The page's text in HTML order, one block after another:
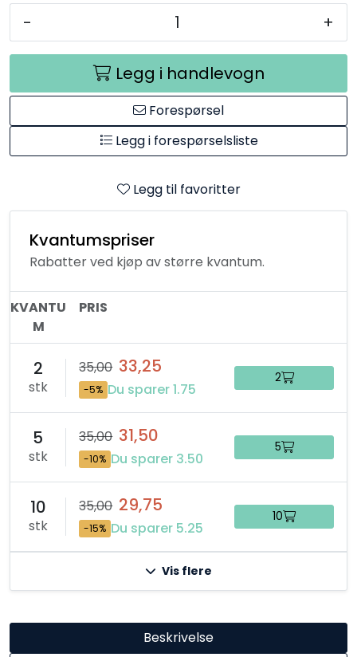
- +
Legg i handlevogn
Forespørsel
Legg i forespørselsliste
Legg til favoritter
Kvantumspriser
Rabatter ved kjøp av større kvantum.
KVANTU
M
PRIS
2
stk
35,00 33,25
-5% Du sparer 1.75
2
5
stk
35,00 31,50
-10% Du sparer 3.50
5
10
stk
35,00 29,75
-15% Du sparer 5.25
10
Vis flere
Beskrivelse